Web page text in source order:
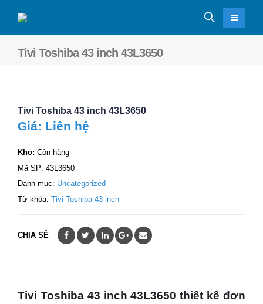
Tivi Toshiba 43 inch 43L3650
Tivi Toshiba 43 inch 43L3650
Giá: Liên hệ
Kho: Còn hàng
Mã SP: 43L3650
Danh mục: Uncategorized
Từ khóa: Tivi Toshiba 43 inch
CHIA SẺ
Tivi Toshiba 43 inch 43L3650 thiết kế đơn